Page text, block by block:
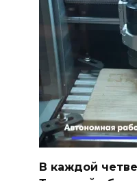
В каждой